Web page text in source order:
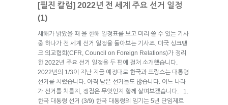
[필진 칼럼] 2022년 전 세계 주요 선거 일정
(1)
새해가 밝았을 때 올 한해 일정표를 보고 미리 쓸 수 있는 기사
중 하나가 전 세계 선거 일정을 돌아보는 기사죠. 미국 싱크탱
크 외교협회(CFR, Council on Foreign Relations)가 정리
한 2022년 주요 선거 일정을 두 편에 걸쳐 소개했습니다.
2022년의 1/3이 지난 지금 예정대로 한국과 프랑스는 대통령
선거를 치렀습니다. 아직 남은 선거들도 많습니다. 어느 나라
가 선거를 치를지, 쟁점은 무엇인지 함께 살펴보겠습니다. 1.
한국 대통령 선거 (3/9) 한국 대통령의 임기는 5년 단임제로